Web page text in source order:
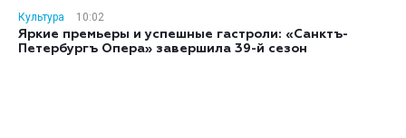
Культура
10:02
Яркие премьеры и успешные гастроли: «Санктъ-
Петербургъ Опера» завершила 39-й сезон